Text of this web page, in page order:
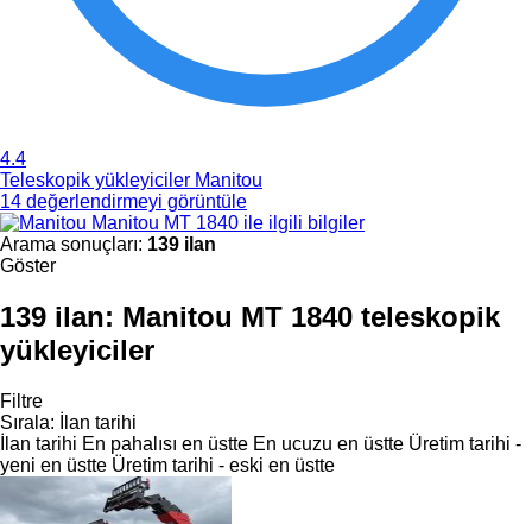
4.4
Teleskopik yükleyiciler Manitou
14 değerlendirmeyi görüntüle
Manitou MT 1840 ile ilgili bilgiler
Arama sonuçları: 139 ilan
Göster
139 ilan: Manitou MT 1840 teleskopik
yükleyiciler
Filtre
Sırala:
İlan tarihi
İlan tarihi En pahalısı en üstte En ucuzu en üstte Üretim tarihi -
yeni en üstte Üretim tarihi - eski en üstte